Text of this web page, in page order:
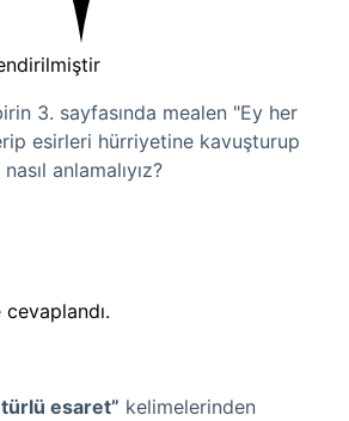
3. sayfasında mealen "Ey her
esirleri hürriyetine kavuşturup
anlamalıyız?
esaret” kelimelerinden